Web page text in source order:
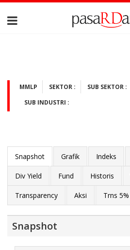
MMLP SEKTOR : SUB SEKTOR :
SUB INDUSTRI :
Snapshot Grafik Indeks
Div Yield Fund Historis
Transparency Aksi Trns 5%
Snapshot